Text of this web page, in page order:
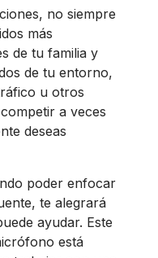
no siempre
más
de tu familia y
de tu entorno,
u otros
a veces
deseas
poder enfocar
te alegrará
ayudar. Este
está